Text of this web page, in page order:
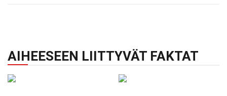
AIHEESEEN LIITTYVÄT FAKTAT